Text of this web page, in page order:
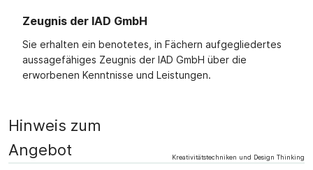
Zeugnis der IAD GmbH
Sie erhalten ein benotetes, in Fächern aufgegliedertes
aussagefähiges Zeugnis der IAD GmbH über die
erworbenen Kenntnisse und Leistungen.
Hinweis zum
Angebot
Kreativitätstechniken und Design Thinking